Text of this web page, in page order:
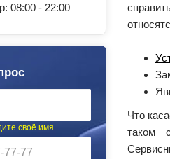
08:00 - 22:00
своё имя
Что
таком